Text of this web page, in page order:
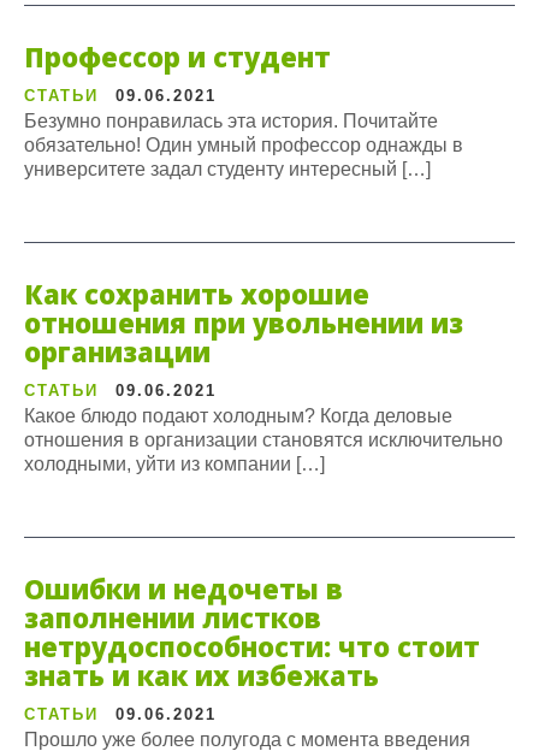
Профессор и студент
СТАТЬИ 09.06.2021
Безумно понравилась эта история. Почитайте
обязательно! Один умный профессор однажды в
университете задал студенту интересный […]
Как сохранить хорошие
отношения при увольнении из
организации
СТАТЬИ 09.06.2021
Какое блюдо подают холодным? Когда деловые
отношения в организации становятся исключительно
холодными, уйти из компании […]
Ошибки и недочеты в
заполнении листков
нетрудоспособности: что стоит
знать и как их избежать
СТАТЬИ 09.06.2021
Прошло уже более полугода с момента введения